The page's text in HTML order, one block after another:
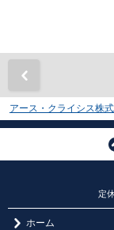
アース・クライシス株
定
ホーム